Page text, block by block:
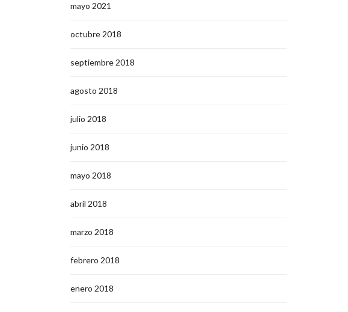
mayo 2021
octubre 2018
septiembre 2018
agosto 2018
julio 2018
junio 2018
mayo 2018
abril 2018
marzo 2018
febrero 2018
enero 2018